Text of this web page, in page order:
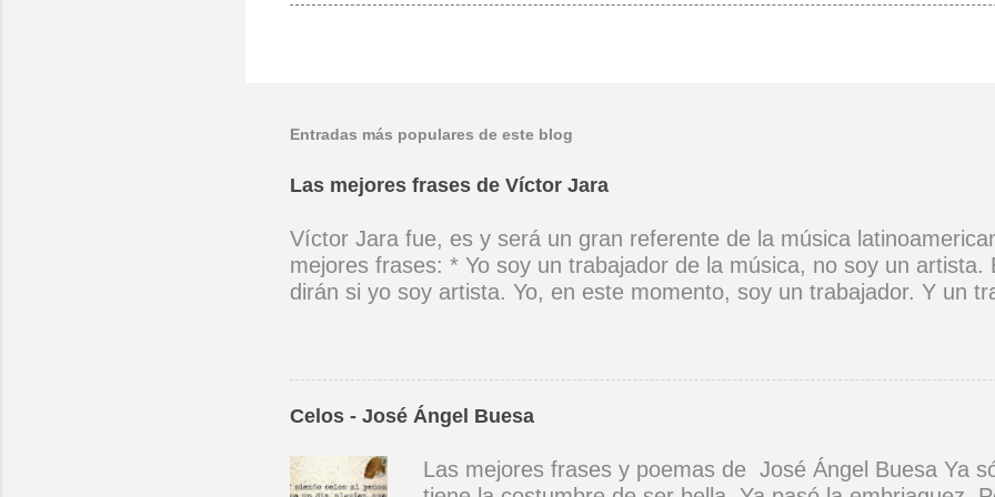
Entradas más populares de este blog
Las mejores frases de Víctor Jara
Víctor Jara fue, es y será un gran referente de la música
mejores frases: * Yo soy un trabajador de la música, no soy un artista.
dirán si yo soy artista. Yo, en este momento, soy un trabajador. Y un
por cantar ni por tener buena voz, canto porque la guitarra tiene
el niño envejece sin saber jugar. Cuántos como tu vagarán, el dinero
amargos los días, si no hay. (Canción de cuna para un niño vago.
cantara, le cantara una canción tendría que ser un son, un son
Celos - José Ángel Buesa
Las mejores frases y poemas de José Ángel Buesa Ya